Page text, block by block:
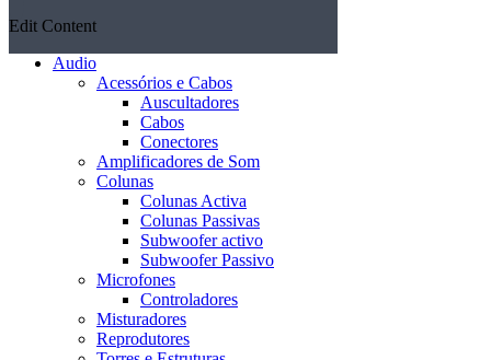
Edit Content
Audio
Acessórios e Cabos
Auscultadores
Cabos
Conectores
Amplificadores de Som
Colunas
Colunas Activa
Colunas Passivas
Subwoofer activo
Subwoofer Passivo
Microfones
Controladores
Misturadores
Reprodutores